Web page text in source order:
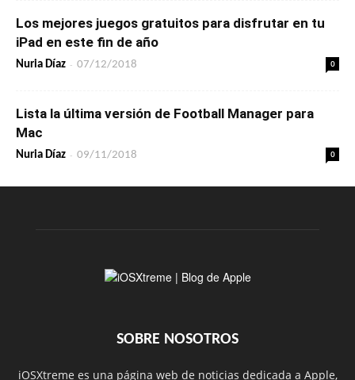
Los mejores juegos gratuitos para disfrutar en tu
iPad en este fin de año
Nuria Díaz - 07/12/2018 0
Lista la última versión de Football Manager para
Mac
Nuria Díaz - 09/11/2018 0
SOBRE NOSOTROS
iOSXtreme es una página web de noticias dedicada a Apple,